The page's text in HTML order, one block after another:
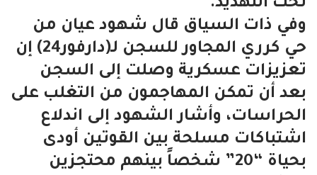
تحت التهديد.
وفي ذات السياق قال شهود عيان من
حي كرري المجاور للسجن لـ(دارفور24) إن
تعزيزات عسكرية وصلت إلى السجن
بعد أن تمكن المهاجمون من التغلب على
الحراسات، وأشار الشهود إلى اندلاع
اشتباكات مسلحة بين القوتين أودى
بحياة “20” شخصاً بينهم محتجزين